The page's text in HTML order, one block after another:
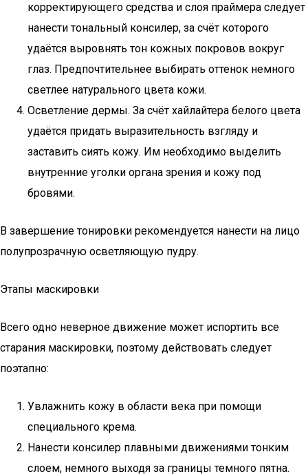
корректирующего средства и слоя праймера следует
нанести тональный консилер, за счёт которого
удаётся выровнять тон кожных покровов вокруг
глаз. Предпочтительнее выбирать оттенок немного
светлее натурального цвета кожи.
Осветление дермы. За счёт хайлайтера белого цвета
удаётся придать выразительность взгляду и
заставить сиять кожу. Им необходимо выделить
внутренние уголки органа зрения и кожу под
бровями.
В завершение тонировки рекомендуется нанести на лицо
полупрозрачную осветляющую пудру.
Этапы маскировки
Всего одно неверное движение может испортить все
старания маскировки, поэтому действовать следует
поэтапно:
Увлажнить кожу в области века при помощи
специального крема.
Нанести консилер плавными движениями тонким
слоем, немного выходя за границы темного пятна.